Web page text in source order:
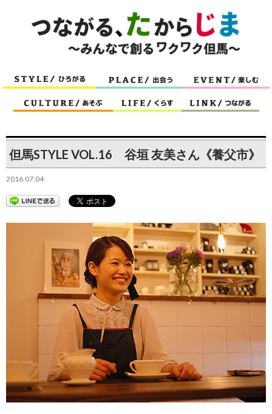
但馬STYLE VOL.16 谷垣 友美さん《養父市》
2016.07.04